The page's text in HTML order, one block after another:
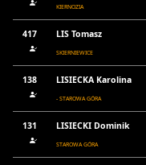
KIERNOZIA
417 LIS Tomasz
SKIERNIEWICE
138 LISIECKA Karolina
- STAROWA GÓRA
131 LISIECKI Dominik
STAROWA GÓRA